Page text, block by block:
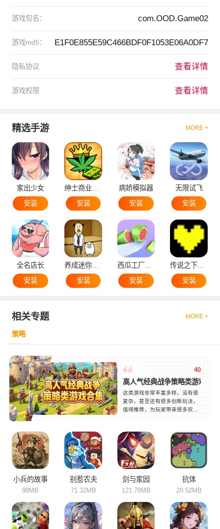
游戏包名： com.OOD.Game02
游戏md5： E1F0E855E59C466BDF0F1053E06A0DF7
隐私协议 查看详情
游戏权限 查看详情
精选手游 MORE +
家出少女
安装
安装
病娇模拟器
安装
无限试飞
安装
全名店长
安装
安装
安装
安装
相关专题 MORE +
策略
40
高人气经典战争策略类游戏合集
这类游戏非常丰富多样，没有很
复杂，甚至还有很多创新玩法，
值得推荐，为玩家带来很多欢声
快来游戏开发脑洞，打开属于你
的战争和策略世界吧。感兴趣的
小伙伴们快下载起来吧！
小兵的故事
98MB
别惹农夫
71.32MB
剑与家园
121.78MB
抗体
20.52MB